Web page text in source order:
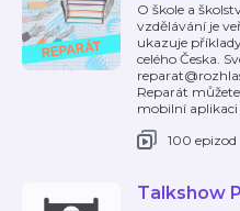
O škole a
vzdělávání je
ukazuje
celého Česka.
Reparát
mobilní
100 epizod
Talkshow